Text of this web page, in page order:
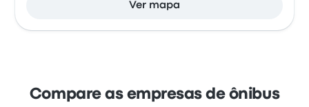
Ver mapa
Compare as empresas de ônibus